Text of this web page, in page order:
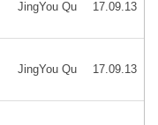
JingYou Qu 17.09.13
JingYou Qu 17.09.13